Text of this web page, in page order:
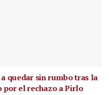
quedar sin rumbo tras la
por el rechazo a Pirlo